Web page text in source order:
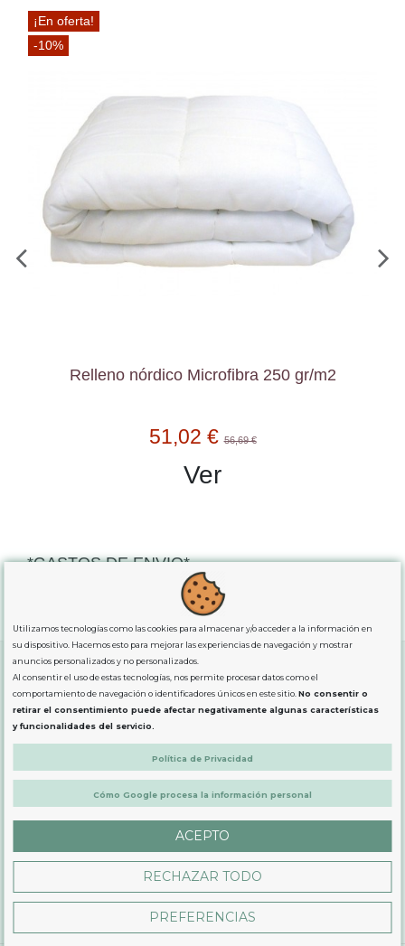
¡En oferta!
-10%
Relleno nórdico Microfibra 250 gr/m2
51,02 €56,69 €
Ver
*GASTOS DE ENVIO*
para comprassuperiores a 80€
exclusiva para la peninsula.
SOBRE NOSOTROS
PRODUCTOS
CONTÁCTANOS
Utilizamos tecnologías como las cookies para almacenar y/o acceder a la información en
su dispositivo. Hacemos esto para mejorar las experiencias de navegación y mostrar
anuncios personalizados y no personalizados.
Al consentir el uso de estas tecnologías, nos permite procesar datos como el
comportamiento de navegación o identificadores únicos en este sitio.No consentir o
retirar el consentimiento puede afectar negativamente algunas características
y funcionalidades del servicio.
Política de Privacidad
Cómo Google procesa la información personal
ACEPTO
RECHAZAR TODO
PREFERENCIAS